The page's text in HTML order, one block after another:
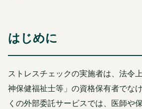
はじめに
ストレスチェックの実施者は、法令
神保健福祉士等」の資格保有者でな
くの外部委託サービスでは、医師や